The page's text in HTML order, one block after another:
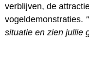
verblijven, de
vogeldemonstraties.
situatie en zien jullie